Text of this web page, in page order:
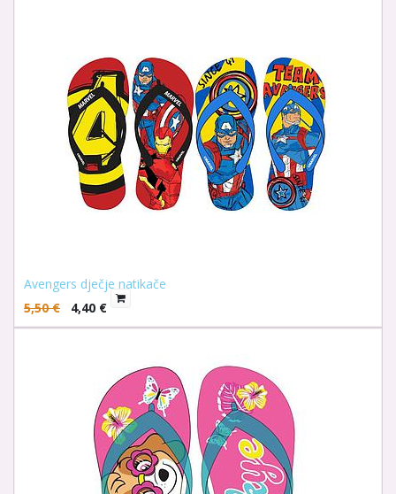
Avengers dječje natikače
5,50€ 4,40 €